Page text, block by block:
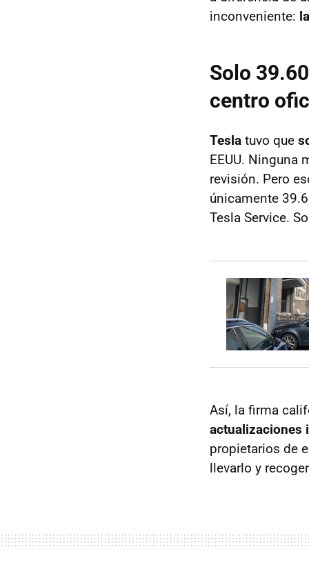
inconveniente:
Solo
centro
Tesla tuvo que
EEUU. Ninguna
revisión. Pero
únicamente
Tesla Service.
Así, la firma
actualizaciones
propietarios de
llevarlo y